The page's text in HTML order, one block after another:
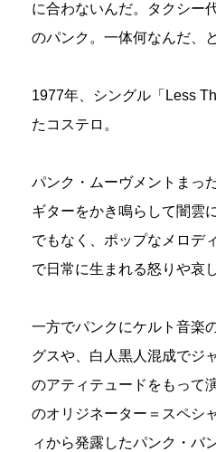
に合わないんだ。タクシー
のパンク。一体何なんだ、
1977年、シングル「Less
たコステロ。
パンク・ムーヴメントまっ
ギターをかき鳴らして闇雲
でもなく、ポップなメロデ
で日常に生まれる怒りや哀
一方でパンクにケルト音楽
グスや、白人黒人混成でジ
のアティテュードをもって
のオリジネーター＝スペシ
ィから発露したパンク・バ